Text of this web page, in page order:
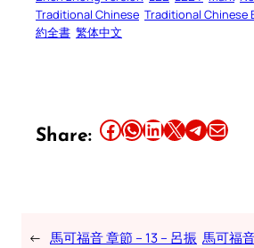
Traditional Chinese Traditional Chinese
約全書 繁体中文
Share: Share this article on Facebook Share this article on WhatsApp Share this article on LinkedIn Share this article on X Share this article on TelegramEmail this Article
← 馬可福音 章節 – 13 – 呂振 馬可福